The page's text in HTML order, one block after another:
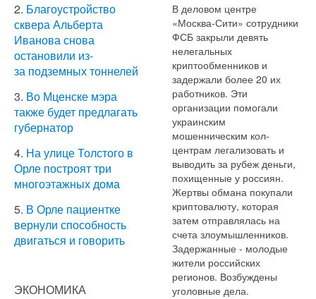
2. Благоустройство
сквера Альберта
Иванова снова
остановили из-
за подземных тоннелей
3. Во Мценске мэра
также будет предлагать
губернатор
4. На улице Толстого в
Орле построят три
многоэтажных дома
5. В Орле пациентке
вернули способность
двигаться и говорить
ЭКОНОМИКА
В деловом центре
«Москва-Сити» сотрудники
ФСБ закрыли девять
нелегальных
криптообменников и
задержали более 20 их
работников. Эти
организации помогали
украинским
мошенническим кол-
центрам легализовать и
выводить за рубеж деньги,
похищенные у россиян.
Жертвы обмана покупали
криптовалюту, которая
затем отправлялась на
счета злоумышленников.
Задержанные - молодые
жители российских
регионов. Возбуждены
уголовные дела.